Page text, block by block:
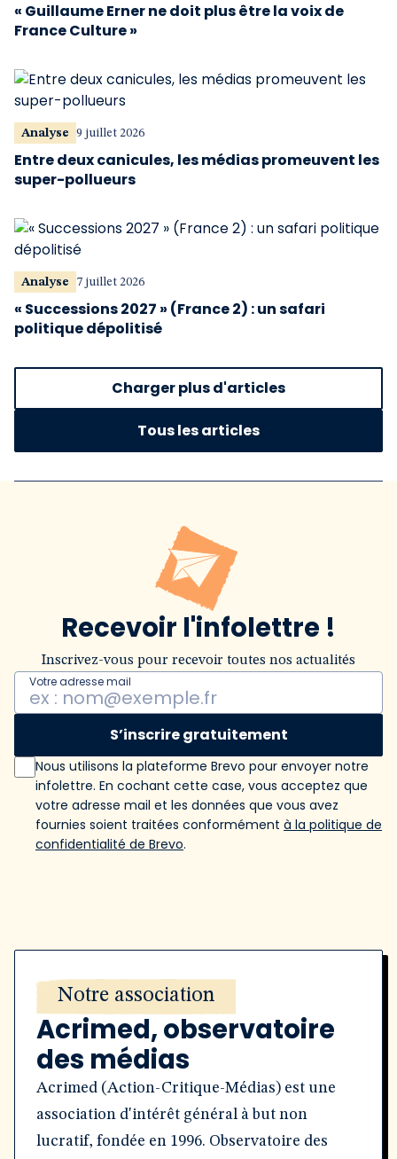
« Guillaume Erner ne doit plus être la voix de
France Culture »
Analyse 9 juillet 2026
Entre deux canicules, les médias promeuvent les
super-pollueurs
Analyse 7 juillet 2026
« Successions 2027 » (France 2) : un safari
politique dépolitisé
Charger plus d'articles
Tous les articles
Recevoir l'infolettre !
Inscrivez-vous pour recevoir toutes nos actualités
Votre adresse mail
S’inscrire gratuitement
Nous utilisons la plateforme Brevo pour envoyer notre
infolettre. En cochant cette case, vous acceptez que
votre adresse mail et les données que vous avez
fournies soient traitées conformément à la politique de
confidentialité de Brevo.
Notre association
Acrimed, observatoire
des médias
Acrimed (Action-Critique-Médias) est une
association d'intérêt général à but non
lucratif, fondée en 1996. Observatoire des